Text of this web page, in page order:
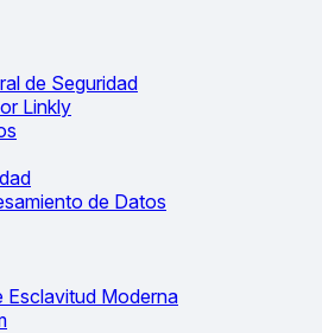
de Seguridad
Linkly
de Datos
Esclavitud Moderna